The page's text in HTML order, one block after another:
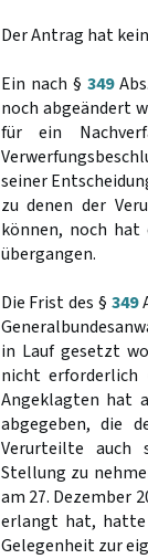
Der Antrag hat
Ein nach §349
noch abgeändert
für ein
seiner
zu denen der
können, noch hat
übergangen.
Die Frist des § 349
in Lauf gesetzt
nicht erforderlich
Angeklagten hat
abgegeben, die
Verurteilte auch
Stellung zu
am 27. Dezember
erlangt hat, hatte
Gelegenheit zur